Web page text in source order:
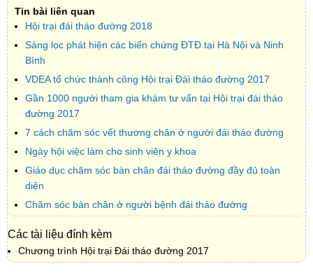
Tin bài liên quan
Hội trại đái tháo đường 2018
Sàng lọc phát hiện các biến chứng ĐTĐ tại Hà Nội và Ninh
Bình
VDEA tổ chức thành công Hội trại Đái tháo đường 2017
Gần 1000 người tham gia khám tư vấn tại Hội trại đái tháo
đường 2017
7 cách chăm sóc vết thương chân ở người đái tháo đường
Ngày hội việc làm cho sinh viên y khoa
Giáo dục chăm sóc bàn chân đái tháo đường đầy đủ toàn
diện
Chăm sóc bàn chân ở người bệnh đái tháo đường
Các tài liệu đính kèm
Chương trình Hội trại Đái tháo đường 2017